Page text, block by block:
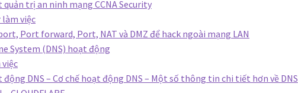
trị an ninh mạng CCNA Security
làm việc
Port forward, Port, NAT và DMZ để hack ngoài mạng LAN
System (DNS) hoạt động
động DNS – Cơ chế hoạt động DNS – Một số thông tin chi tiết hơn về DNS